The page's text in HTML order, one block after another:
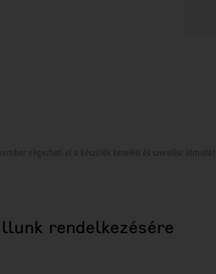
végezheti el a készülék kezelési és szerelési
rendelkezésére